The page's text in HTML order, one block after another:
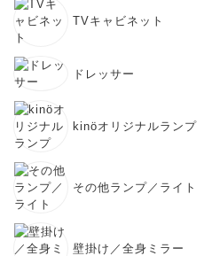
TVキャビネット
ドレッサー
kinöオリジナルランプ
その他ランプ／ライト
壁掛け／全身ミラー